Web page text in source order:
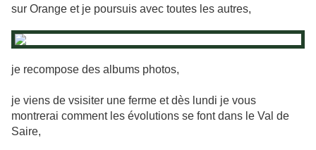
sur Orange et je poursuis avec toutes les autres,
je recompose des albums photos,
je viens de vsisiter une ferme et dès lundi je vous
montrerai comment les évolutions se font dans le Val de
Saire,